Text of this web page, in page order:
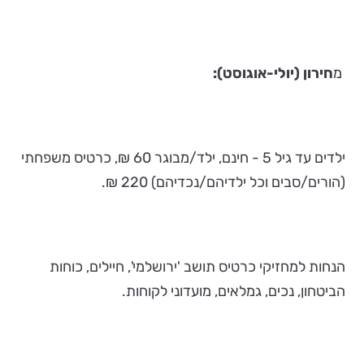
מחירון (יולי-אוגוסט):
ילדים עד גיל 5 - חינם, ילד/מבוגר 60 ₪, כרטיס משפחתי
(הורים/סבים וכל ילדיהם/נכדיהם) 220 ₪.
הנחות למחזיקי כרטיס תושב 'ירושלמי', חיילים, כוחות
הביטחון, נכים, גמלאים, מועדוני לקוחות.